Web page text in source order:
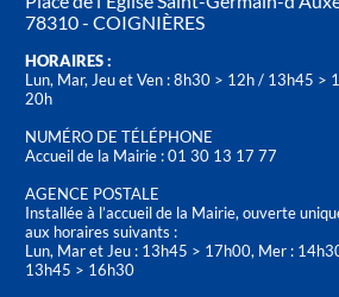
78310 - COIGNIÈRES
HORAIRES :
Lun, Mar, Jeu et Ven : 8h30 > 12h / 13h45 >
20h
NUMÉRO DE TÉLÉPHONE
Accueil de la Mairie : 01 30 13 17 77
AGENCE POSTALE
Installée à l’accueil de la Mairie, ouverte
aux horaires suivants :
Lun, Mar et Jeu : 13h45 > 17h00, Mer :
13h45 > 16h30